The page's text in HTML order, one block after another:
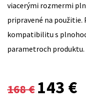
viacerými rozmermi
pripravené na použitie.
kompatibilitu s
parametroch produktu.
168€
Original
143 €